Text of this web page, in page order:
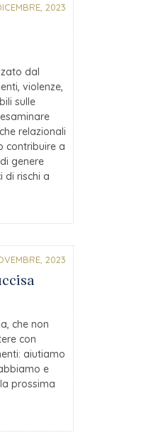
2023
sulle
relazionali
contribuire a
genere
di rischi a
2023
che non
con
aiutiamo
e
prossima